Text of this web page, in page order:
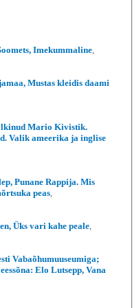
Imekummaline
Mustas kleidis daami
Mario Kivistik.
Valik ameerika ja inglise
Punane Rappija. Mis
peas
Üks vari kahe peale
Vabaõhumuuseumiga;
Elo Lutsepp, Vana